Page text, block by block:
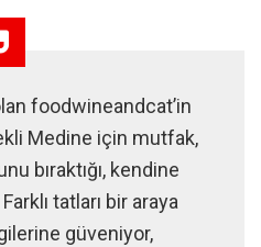
foodwineandcat’in
Medine için mutfak,
bıraktığı, kendine
tatları bir araya
güveniyor,